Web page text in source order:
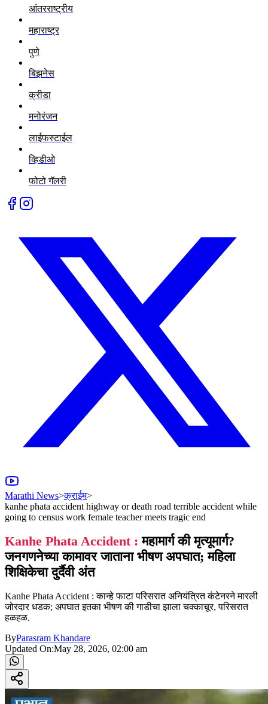
आंतरराष्ट्रीय
महाराष्ट्र
पुणे
बिझनेस
क्रीडा
मनोरंजन
लाईफस्टाईल
व्हिडीओ
फोटो गॅलरी
Marathi News>क्राईम>
kanhe phata accident highway or death road terrible accident while
going to census work female teacher meets tragic end
Kanhe Phata Accident : महामार्ग की मृत्यूमार्ग?
जनगणनेच्या कामावर जाताना भीषण अपघात; महिला
शिक्षिकेचा दुर्दैवी अंत
Kanhe Phata Accident : कान्हे फाटा परिसरात अनियंत्रित कंटेनरने मारली
जोरदार धडक; अपघात इतका भीषण की गाडीचा झाला चक्काचूर, परिसरात
हळहळ.
ByParasram Khandare
Updated On:May 28, 2026, 02:00 am